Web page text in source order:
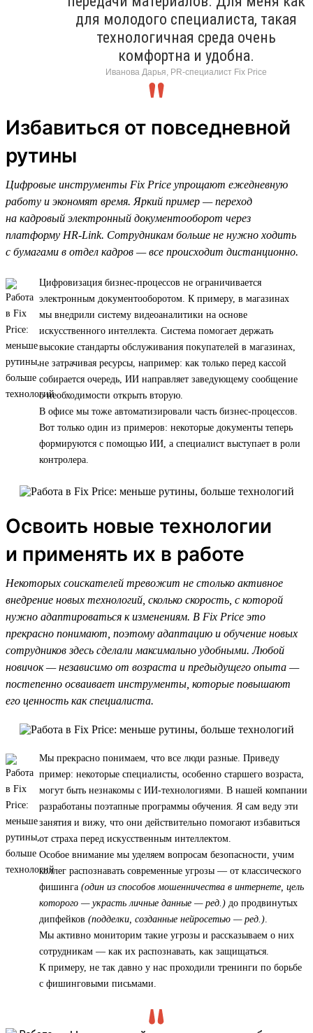
для молодого специалиста, такая
технологичная среда очень
комфортна и удобна.
Иванова Дарья, PR-специалист Fix Price
Избавиться от повседневной
рутины
Цифровые инструменты Fix Price упрощают ежедневную
работу и экономят время. Яркий пример — переход
на кадровый электронный документооборот через
платформу HR-Link. Сотрудникам больше не нужно ходить
с бумагами в отдел кадров — все происходит дистанционно.
Цифровизация бизнес-процессов не ограничивается
электронным документооборотом. К примеру, в магазинах
мы внедрили систему видеоаналитики на основе
искусственного интеллекта. Система помогает держать
высокие стандарты обслуживания покупателей в магазинах,
не затрачивая ресурсы, например: как только перед кассой
собирается очередь, ИИ направляет заведующему сообщение
о необходимости открыть вторую.
В офисе мы тоже автоматизировали часть бизнес-процессов.
Вот только один из примеров: некоторые документы теперь
формируются с помощью ИИ, а специалист выступает в роли
контролера.
Освоить новые технологии
и применять их в работе
Некоторых соискателей тревожит не столько активное
внедрение новых технологий, сколько скорость, с которой
нужно адаптироваться к изменениям. В Fix Price это
прекрасно понимают, поэтому адаптацию и обучение новых
сотрудников здесь сделали максимально удобными. Любой
новичок — независимо от возраста и предыдущего опыта —
постепенно осваивает инструменты, которые повышают
его ценность как специалиста.
Мы прекрасно понимаем, что все люди разные. Приведу
пример: некоторые специалисты, особенно старшего возраста,
могут быть незнакомы с ИИ-технологиями. В нашей компании
разработаны поэтапные программы обучения. Я сам веду эти
занятия и вижу, что они действительно помогают избавиться
от страха перед искусственным интеллектом.
Особое внимание мы уделяем вопросам безопасности, учим
коллег распознавать современные угрозы — от классического
фишинга (один из способов мошенничества в интернете, цель
которого — украсть личные данные — ред.) до продвинутых
дипфейков (подделки, созданные нейросетью — ред.)
Мы активно мониторим такие угрозы и рассказываем о них
сотрудникам — как их распознавать, как защищаться.
К примеру, не так давно у нас проходили тренинги по борьбе
с фишинговыми письмами.